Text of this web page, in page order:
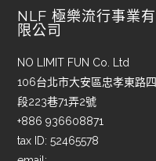
NLF 極樂流行事業有
限公司
NO LIMIT FUN Co. Ltd
106台北市大安區忠孝東路四
段223巷71弄2號
+886 936608871
tax ID: 52465578